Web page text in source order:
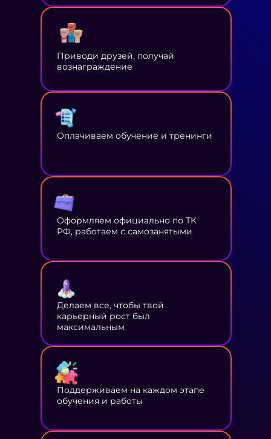
Приводи друзей, получай
вознаграждение
Оплачиваем обучение и тренинги
Оформляем официально по ТК
РФ, работаем с самозанятыми
Делаем все, чтобы твой
карьерный рост был
максимальным
Поддерживаем на каждом этапе
обучения и работы